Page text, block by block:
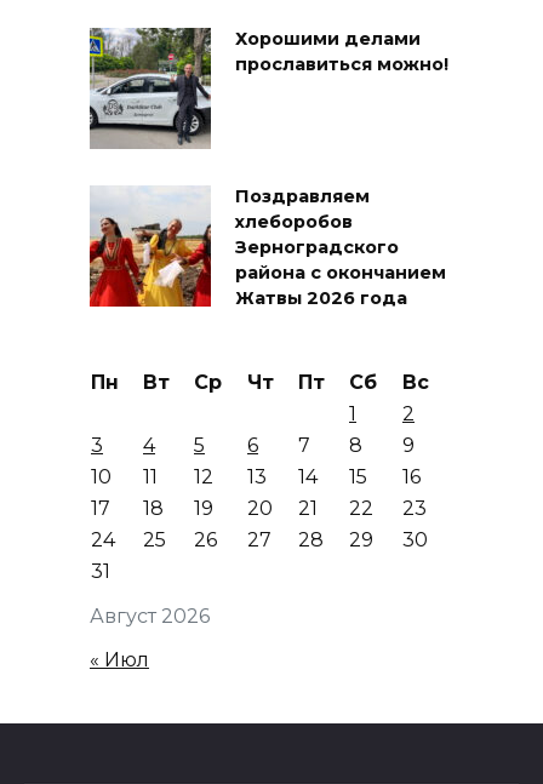
Хорошими делами
прославиться можно!
Поздравляем
хлеборобов
Зерноградского
района с окончанием
Жатвы 2026 года
Август 2026
Пн Вт Ср Чт Пт Сб
Вс
1
2
3
4 5 6 7 8
9
10
11 12 13 14 15
16
17
18 19 20 21 22
23
24
25 26 27 28 29
30
31
« Июл